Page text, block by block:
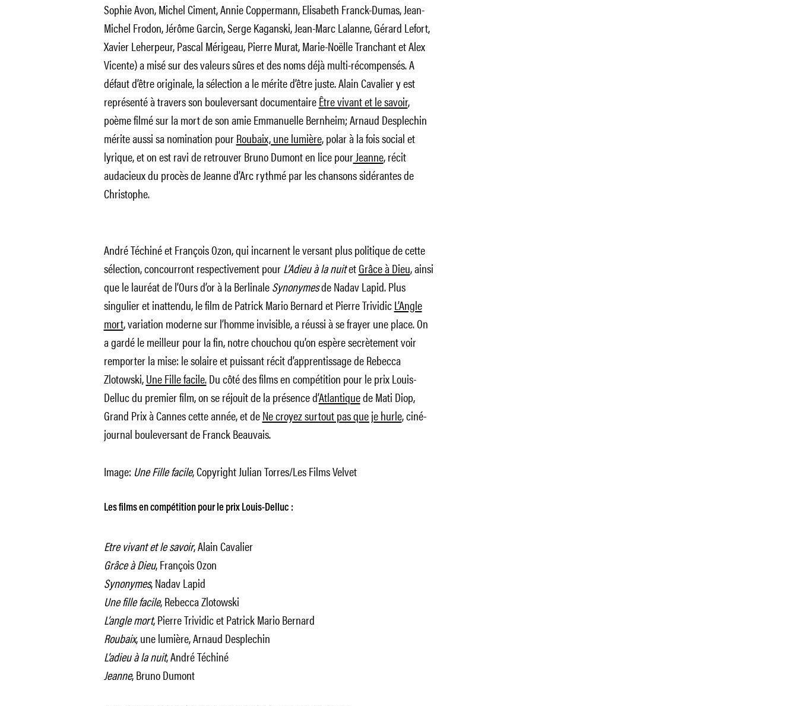
Sophie Avon, Michel Ciment, Annie Coppermann, Elisabeth Franck-Dumas, Jean-
Michel Frodon, Jérôme Garcin, Serge Kaganski, Jean-Marc Lalanne, Gérard Lefort,
Xavier Leherpeur, Pascal Mérigeau, Pierre Murat, Marie-Noëlle Tranchant et Alex
Vicente) a misé sur des valeurs sûres et des noms déjà multi-récompensés. A
défaut d’être originale, la sélection a le mérite d’être juste. Alain Cavalier y est
représenté à travers son bouleversant documentaireÊtre vivant et le savoir,
poème filmé sur la mort de son amie Emmanuelle Bernheim; Arnaud Desplechin
mérite aussi sa nomination pourRoubaix, une lumière, polar à la fois social et
lyrique, et on est ravi de retrouver Bruno Dumont en lice pourJeanne, récit
audacieux du procès de Jeanne d’Arc rythmé par les chansons sidérantes de
Christophe.
André Téchiné et François Ozon, qui incarnent le versant plus politique de cette
sélection, concourront respectivement pourL’Adieu à la nuitetGrâce à Dieu, ainsi
que le lauréat de l’Ours d’or à la BerlinaleSynonymesde Nadav Lapid. Plus
singulier et inattendu, le film de Patrick Mario Bernard et Pierre TrividicL’Angle
mort, variation moderne sur l’homme invisible, a réussi à se frayer une place. On
a gardé le meilleur pour la fin, notre chouchou qu’on espère secrètement voir
remporter la mise: le solaire et puissant récit d’apprentissage de Rebecca
Zlotowski,Une Fille facile.Du côté des films en compétition pour le prix Louis-
Delluc du premier film, on se réjouit de la présence d’Atlantiquede Mati Diop,
Grand Prix à Cannes cette année, et deNe croyez surtout pas que je hurle, ciné-
journal bouleversant de Franck Beauvais.
Image: Une Fille facile, Copyright Julian Torres/Les Films Velvet
Les films en compétition pour le prix Louis-Delluc :
Etre vivant et le savoir, Alain Cavalier
Grâce à Dieu, François Ozon
Synonymes, Nadav Lapid
Une fille facile, Rebecca Zlotowski
L’angle mort, Pierre Trividic et Patrick Mario Bernard
Roubaix, une lumière, Arnaud Desplechin
L’adieu à la nuit, André Téchiné
Jeanne, Bruno Dumont